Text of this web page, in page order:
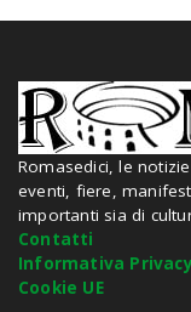
h
d
h
i
t
e
n
t
e
r
Romasedici, le
eventi, fiere,
importanti sia di
Contatti
Informativa
Cookie UE